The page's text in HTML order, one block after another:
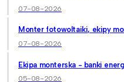
07-08-2026
Monter fotowoltaiki, ekipy
07-08-2026
Ekipa monterska - banki
05-08-2026